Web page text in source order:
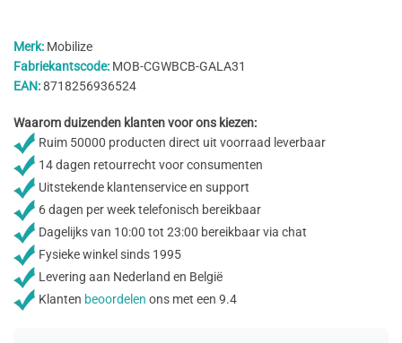
Merk: Mobilize
Fabriekantscode: MOB-CGWBCB-GALA31
EAN:8718256936524
Waarom duizenden klanten voor ons kiezen:
Ruim 50000 producten direct uit voorraad leverbaar
14 dagen retourrecht voor consumenten
Uitstekende klantenservice en support
6 dagen per week telefonisch bereikbaar
Dagelijks van 10:00 tot 23:00 bereikbaar via chat
Fysieke winkel sinds 1995
Levering aan Nederland en België
Klanten beoordelen ons met een 9.4